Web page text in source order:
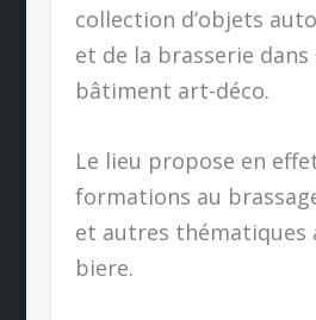
collection d’objets
et de la brasserie
bâtiment art-déco.
Le lieu propose en
formations au
et autres thématiques
biere.